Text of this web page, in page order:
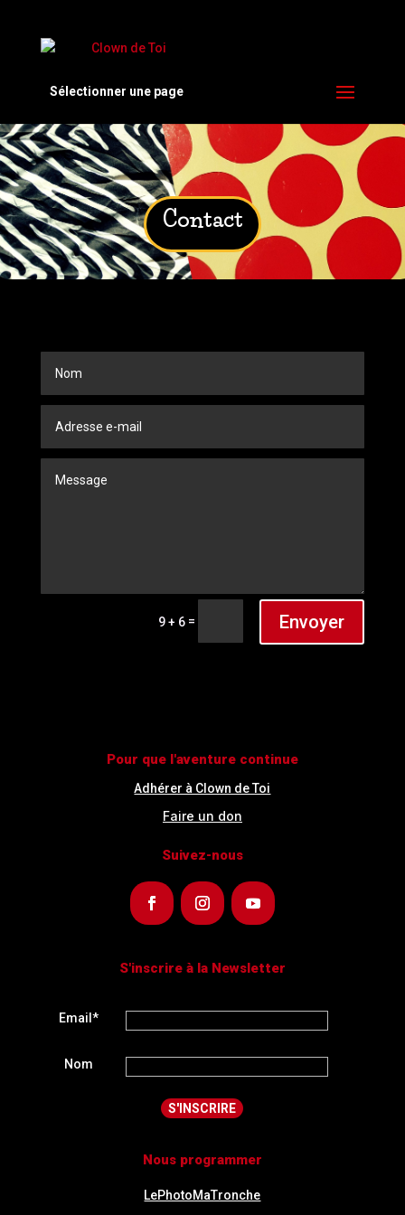
Sélectionner une page
Contact
9 + 6 = Envoyer
Pour que l'aventure continue
Adhérer à Clown de Toi
Faire un don
Suivez-nous
S'inscrire à la Newsletter
Email*
Nom
Nous programmer
LePhotoMaTronche